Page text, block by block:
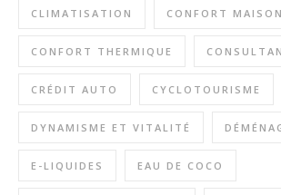
CLIMATISATION CONFORT MAISON
CONFORT THERMIQUE
CRÉDIT AUTO CYCLOTOURISME
DYNAMISME ET VITALITÉ
E-LIQUIDES EAU DE COCO